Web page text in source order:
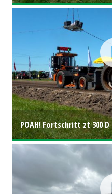
POAH! Fortschritt zt 300 D